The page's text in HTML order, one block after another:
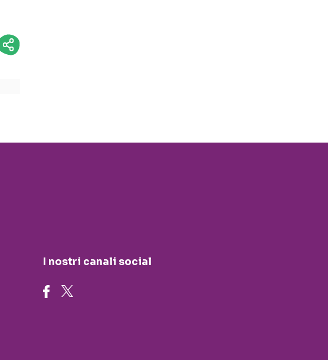
I nostri canali social